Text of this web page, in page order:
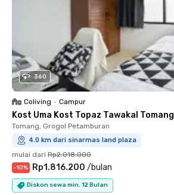
360
Coliving • Campur
Kost Uma Kost Topaz Tawakal Tomang
Tomang, Grogol Petamburan
4.0 km dari sinarmas land plaza
mulai dari Rp2.018.000
-10% Rp1.816.200 /bulan
Diskon sewa min. 12 Bulan